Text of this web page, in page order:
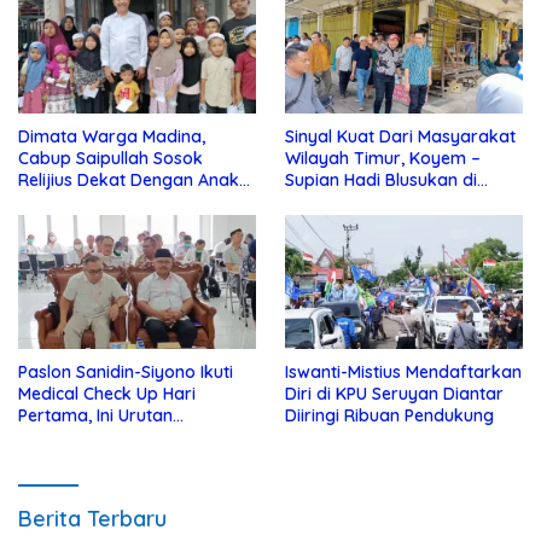
Dimata Warga Madina,
Cabup Saipullah Sosok
Relijius Dekat Dengan Anak
Sinyal Kuat Dari Masyarakat
Wilayah Timur, Koyem –
Supian Hadi Blusukan di
Paslon Sanidin-Siyono Ikuti
Medical Check Up Hari
Pertama, Ini Urutan
Iswanti-Mistius Mendaftarkan
Diri di KPU Seruyan Diantar
Diiringi Ribuan Pendukung
Berita Terbaru